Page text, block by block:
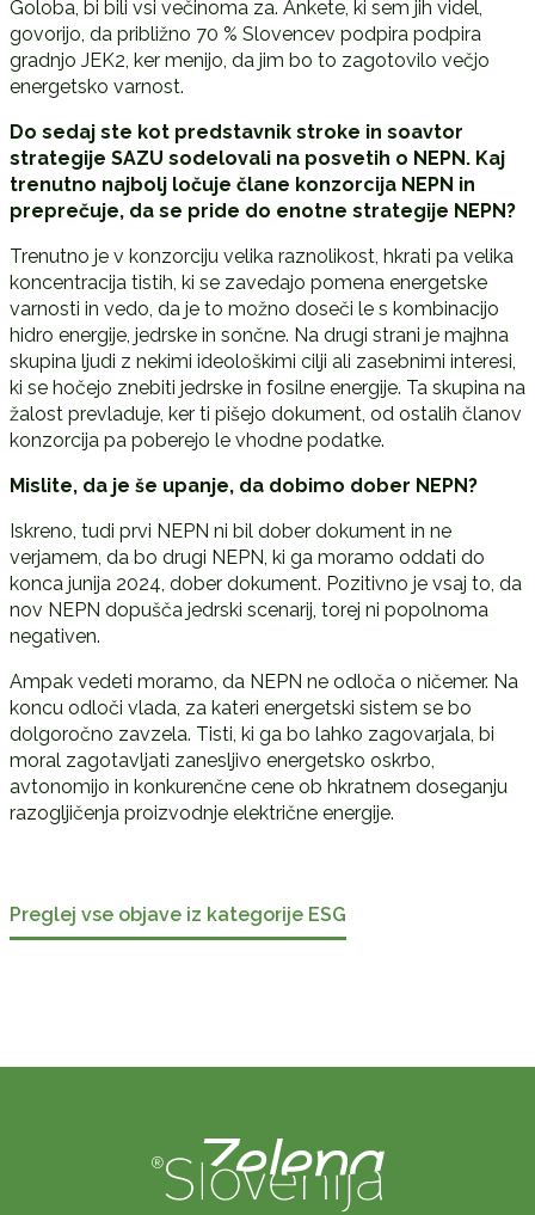
Goloba, bi bili vsi večinoma za. Ankete, ki sem jih videl,
govorijo, da približno 70 % Slovencev podpira podpira
gradnjo JEK2, ker menijo, da jim bo to zagotovilo večjo
energetsko varnost.
Do sedaj ste kot predstavnik stroke in soavtor
strategije SAZU sodelovali na posvetih o NEPN. Kaj
trenutno najbolj ločuje člane konzorcija NEPN in
preprečuje, da se pride do enotne strategije NEPN?
Trenutno je v konzorciju velika raznolikost, hkrati pa velika
koncentracija tistih, ki se zavedajo pomena energetske
varnosti in vedo, da je to možno doseči le s kombinacijo
hidro energije, jedrske in sončne. Na drugi strani je majhna
skupina ljudi z nekimi ideološkimi cilji ali zasebnimi interesi,
ki se hočejo znebiti jedrske in fosilne energije. Ta skupina na
žalost prevladuje, ker ti pišejo dokument, od ostalih članov
konzorcija pa poberejo le vhodne podatke.
Mislite, da je še upanje, da dobimo dober NEPN?
Iskreno, tudi prvi NEPN ni bil dober dokument in ne
verjamem, da bo drugi NEPN, ki ga moramo oddati do
konca junija 2024, dober dokument. Pozitivno je vsaj to, da
nov NEPN dopušča jedrski scenarij, torej ni popolnoma
negativen.
Ampak vedeti moramo, da NEPN ne odloča o ničemer. Na
koncu odloči vlada, za kateri energetski sistem se bo
dolgoročno zavzela. Tisti, ki ga bo lahko zagovarjala, bi
moral zagotavljati zanesljivo energetsko oskrbo,
avtonomijo in konkurenčne cene ob hkratnem doseganju
razogljičenja proizvodnje električne energije.
Preglej vse objave iz kategorije ESG